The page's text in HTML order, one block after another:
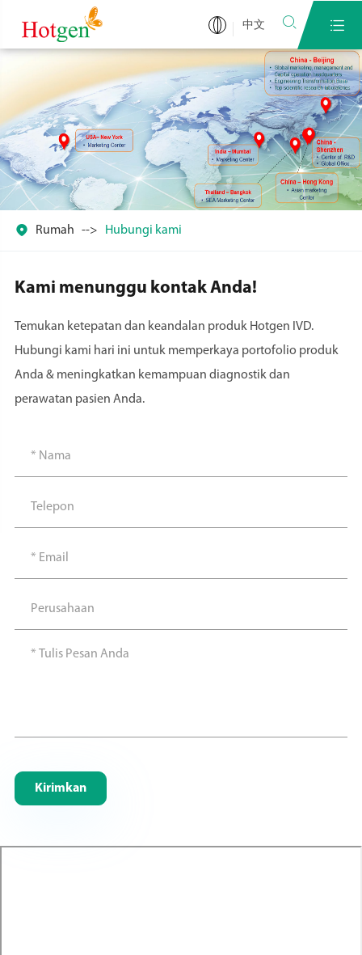
中文  
 Rumah Hubungi kami
Kami menunggu kontak Anda!
Temukan ketepatan dan keandalan produk Hotgen IVD.
Hubungi kami hari ini untuk memperkaya portofolio produk
Anda & meningkatkan kemampuan diagnostik dan
perawatan pasien Anda.
Kirimkan